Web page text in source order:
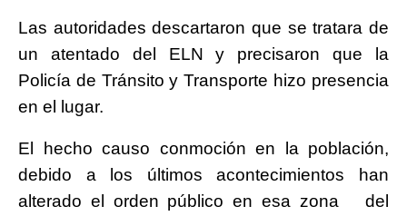
Las autoridades descartaron que se tratara de
un atentado del ELN y precisaron que la
Policía de Tránsito y Transporte hizo presencia
en el lugar.
El hecho causo conmoción en la población,
debido a los últimos acontecimientos han
alterado el orden público en esa zona del